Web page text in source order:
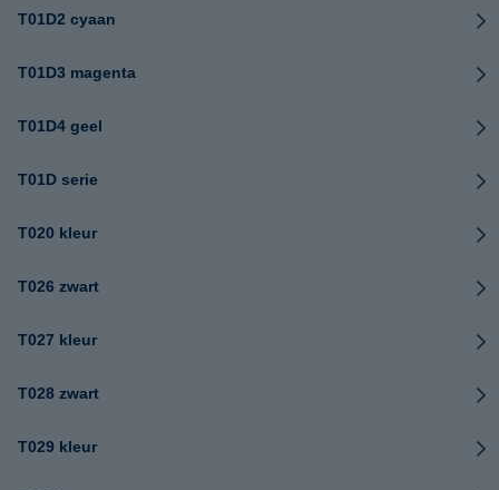
T01D2 cyaan
T01D3 magenta
T01D4 geel
T01D serie
T020 kleur
T026 zwart
T027 kleur
T028 zwart
T029 kleur